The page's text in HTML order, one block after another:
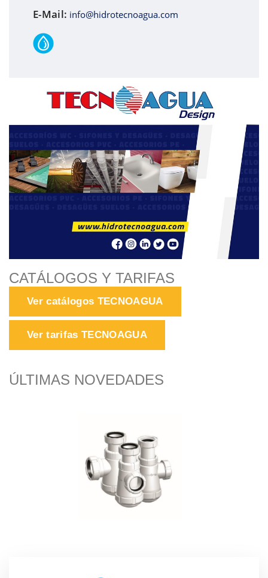
E-Mail: info@hidrotecnoagua.com
CATÁLOGOS Y TARIFAS
Ver catálogos TECNOAGUA
Ver tarifas TECNOAGUA
ÚLTIMAS NOVEDADES